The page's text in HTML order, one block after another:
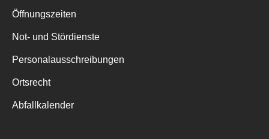
Suche
Öffnungszeiten
Not- und Stördienste
Personalausschreibungen
Ortsrecht
Abfallkalender